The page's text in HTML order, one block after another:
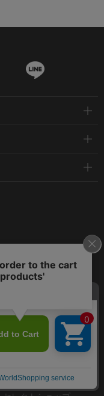
セレクトショップ